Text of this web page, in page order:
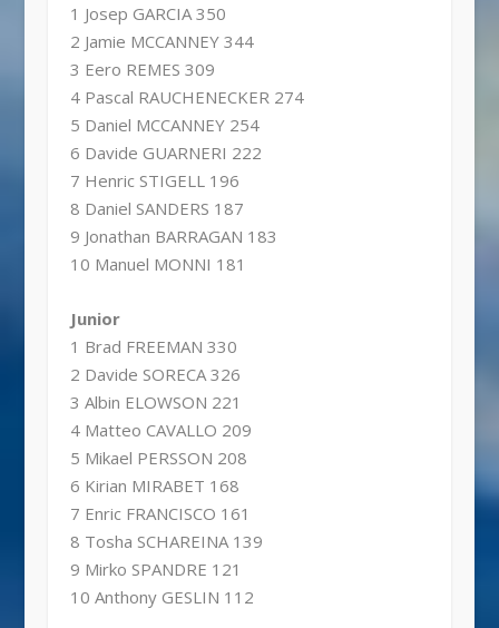
1 Josep GARCIA 350
2 Jamie MCCANNEY 344
3 Eero REMES 309
4 Pascal RAUCHENECKER 274
5 Daniel MCCANNEY 254
6 Davide GUARNERI 222
7 Henric STIGELL 196
8 Daniel SANDERS 187
9 Jonathan BARRAGAN 183
10 Manuel MONNI 181
Junior
1 Brad FREEMAN 330
2 Davide SORECA 326
3 Albin ELOWSON 221
4 Matteo CAVALLO 209
5 Mikael PERSSON 208
6 Kirian MIRABET 168
7 Enric FRANCISCO 161
8 Tosha SCHAREINA 139
9 Mirko SPANDRE 121
10 Anthony GESLIN 112